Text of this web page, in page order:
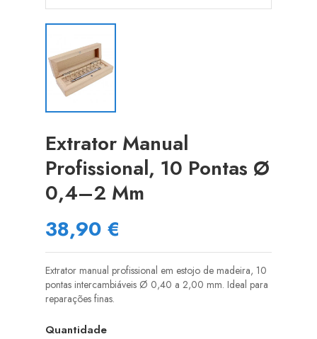
Extrator Manual
Profissional, 10 Pontas Ø
0,4–2 Mm
38,90 €
Extrator manual profissional em estojo de madeira, 10
pontas intercambiáveis Ø 0,40 a 2,00 mm. Ideal para
reparações finas.
Quantidade